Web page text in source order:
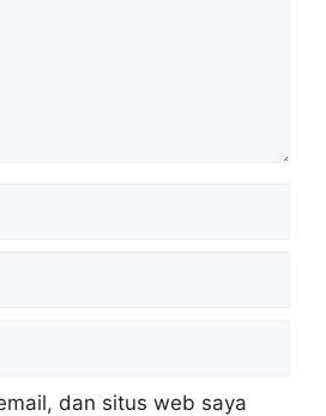
dan situs web saya